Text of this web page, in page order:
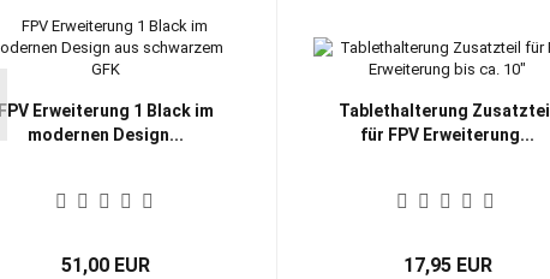
FPV Erweiterung 1 Black im
modernen Design...
51,00 EUR
Tablethalterung Zusatzteil
für FPV Erweiterung...
17,95 EUR